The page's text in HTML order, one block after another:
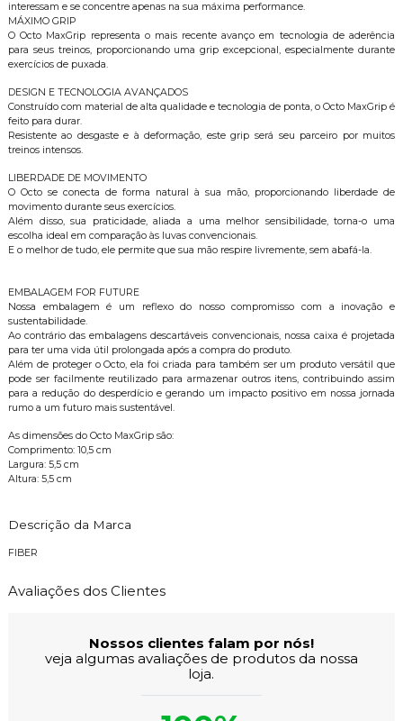
interessam e se concentre apenas na sua máxima performance.
MÁXIMO GRIP
O Octo MaxGrip representa o mais recente avanço em tecnologia de aderência
para seus treinos, proporcionando uma grip excepcional, especialmente durante
exercícios de puxada.
DESIGN E TECNOLOGIA AVANÇADOS
Construído com material de alta qualidade e tecnologia de ponta, o Octo MaxGrip é
feito para durar.
Resistente ao desgaste e à deformação, este grip será seu parceiro por muitos
treinos intensos.
LIBERDADE DE MOVIMENTO
O Octo se conecta de forma natural à sua mão, proporcionando liberdade de
movimento durante seus exercícios.
Além disso, sua praticidade, aliada a uma melhor sensibilidade, torna-o uma
escolha ideal em comparação às luvas convencionais.
E o melhor de tudo, ele permite que sua mão respire livremente, sem abafá-la.
EMBALAGEM FOR FUTURE
Nossa embalagem é um reflexo do nosso compromisso com a inovação e
sustentabilidade.
Ao contrário das embalagens descartáveis convencionais, nossa caixa é projetada
para ter uma vida útil prolongada após a compra do produto.
Além de proteger o Octo, ela foi criada para também ser um produto versátil que
pode ser facilmente reutilizado para armazenar outros itens, contribuindo assim
para a redução do desperdício e gerando um impacto positivo em nossa jornada
rumo a um futuro mais sustentável.
As dimensões do Octo MaxGrip são:
Comprimento: 10,5 cm
Largura: 5,5 cm
Altura: 5,5 cm
Descrição da Marca
FIBER
Avaliações dos Clientes
Nossos clientes falam por nós!
veja algumas avaliações de produtos da nossa
loja.